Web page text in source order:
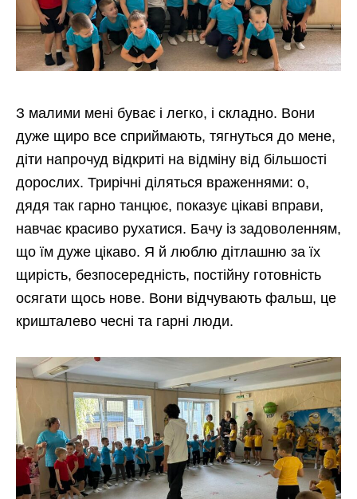
З малими мені буває і легко, і складно. Вони
дуже щиро все сприймають, тягнуться до мене,
діти напрочуд відкриті на відміну від більшості
дорослих. Трирічні діляться враженнями: о,
дядя так гарно танцює, показує цікаві вправи,
навчає красиво рухатися. Бачу із задоволенням,
що їм дуже цікаво. Я й люблю дітлашню за їх
щирість, безпосередність, постійну готовність
осягати щось нове. Вони відчувають фальш, це
кришталево чесні та гарні люди.